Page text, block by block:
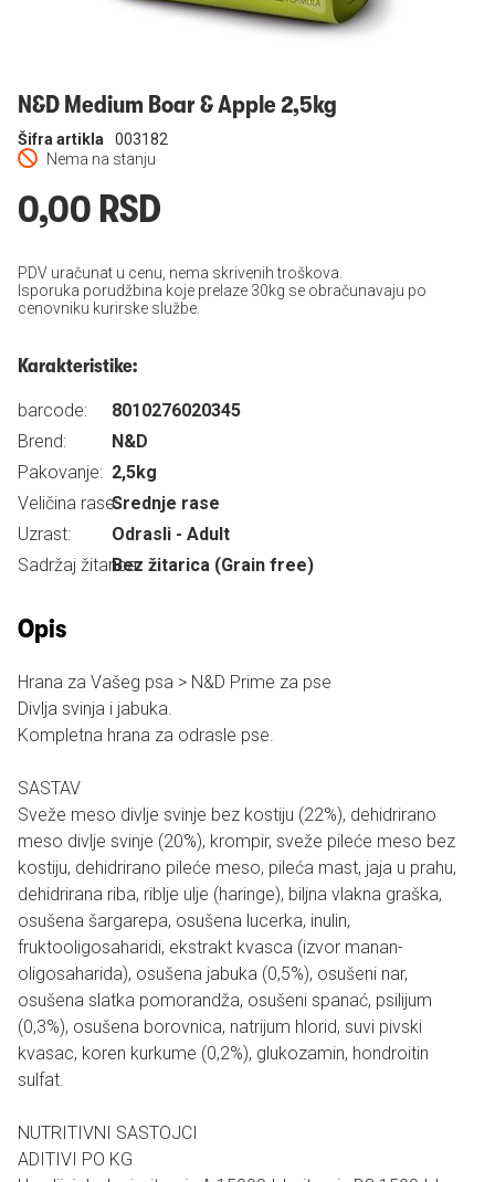
N&D Medium Boar & Apple 2,5kg
Nema na stanju
Šifra artikla 003182
0,00 RSD
PDV uračunat u cenu, nema skrivenih troškova.
Isporuka porudžbina koje prelaze 30kg se obračunavaju po
cenovniku kurirske službe.
Karakteristike:
barcode:
8010276020345
Brend:
N&D
Pakovanje: 2,5kg
Veličina rase:Srednje rase
Uzrast:
Odrasli - Adult
Sadržaj žitarica:Bez žitarica (Grain free)
Opis
Hrana za Vašeg psa > N&D Prime za pse
Divlja svinja i jabuka.
Kompletna hrana za odrasle pse.
SASTAV
Sveže meso divlje svinje bez kostiju (22%), dehidrirano
meso divlje svinje (20%), krompir, sveže pileće meso bez
kostiju, dehidrirano pileće meso, pileća mast, jaja u prahu,
dehidrirana riba, riblje ulje (haringe), biljna vlakna graška,
osušena šargarepa, osušena lucerka, inulin,
fruktooligosaharidi, ekstrakt kvasca (izvor manan-
oligosaharida), osušena jabuka (0,5%), osušeni nar,
osušena slatka pomorandža, osušeni spanać, psilijum
(0,3%), osušena borovnica, natrijum hlorid, suvi pivski
kvasac, koren kurkume (0,2%), glukozamin, hondroitin
sulfat.
NUTRITIVNI SASTOJCI
ADITIVI PO KG